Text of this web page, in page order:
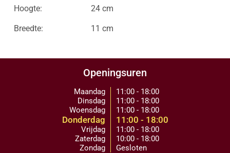
Hoogte: 24 cm
Breedte: 11 cm
Openingsuren
Maandag
Dinsdag
Woensdag
Donderdag
Vrijdag
Zaterdag
Zondag
11:00 - 18:00
11:00 - 18:00
11:00 - 18:00
11:00 - 18:00
11:00 - 18:00
10:00 - 18:00
Gesloten